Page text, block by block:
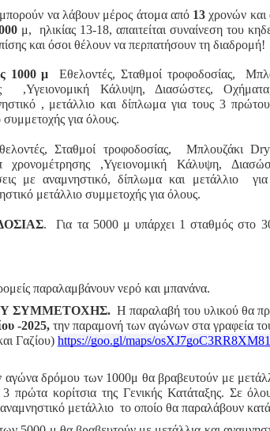
να λάβουν μέρος άτομα από 13 χρονών και
μ, ηλικίας 13-18, απαιτείται συναίνεση του
και όσοι θέλουν να περπατήσουν τη διαδρομή!
1000 μ Εθελοντές, Σταθμοί τροφοδοσίας,
,Υγειονομική Κάλυψη, Διασώστες, Οχήματα,
, μετάλλιο και δίπλωμα για τους 3
για όλους.
Σταθμοί τροφοδοσίας, Μπλουζάκι
χρονομέτρησης ,Υγειονομική Κάλυψη,
με αναμνηστικό, δίπλωμα και μετάλλιο
μετάλλιο συμμετοχής για όλους.
. Για τα 5000 μ υπάρχει 1 σταθμός στο
παραλαμβάνουν νερό και μπανάνα.
ΣΥΜΜΕΤΟΧΗΣ. Η παραλαβή του υλικού θα
-2025, την παραμονή των αγώνων στα γραφεία
Γαζίου) https://goo.gl/maps/
αγώνα δρόμου των 1000μ θα βραβευτούν με
κορίτσια της Γενικής Κατάταξης. Σε
μετάλλιο το οποίο θα παραλάβουν